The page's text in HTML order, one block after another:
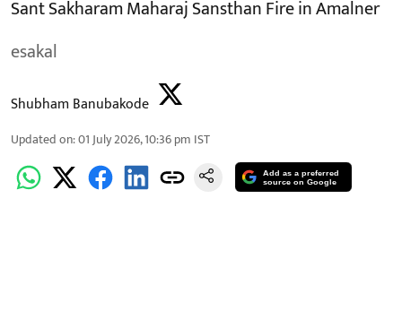
Sant Sakharam Maharaj Sansthan Fire in Amalner
esakal
Shubham Banubakode
Updated on:01 July 2026, 10:36 pm IST
Add as a preferred
source on Google